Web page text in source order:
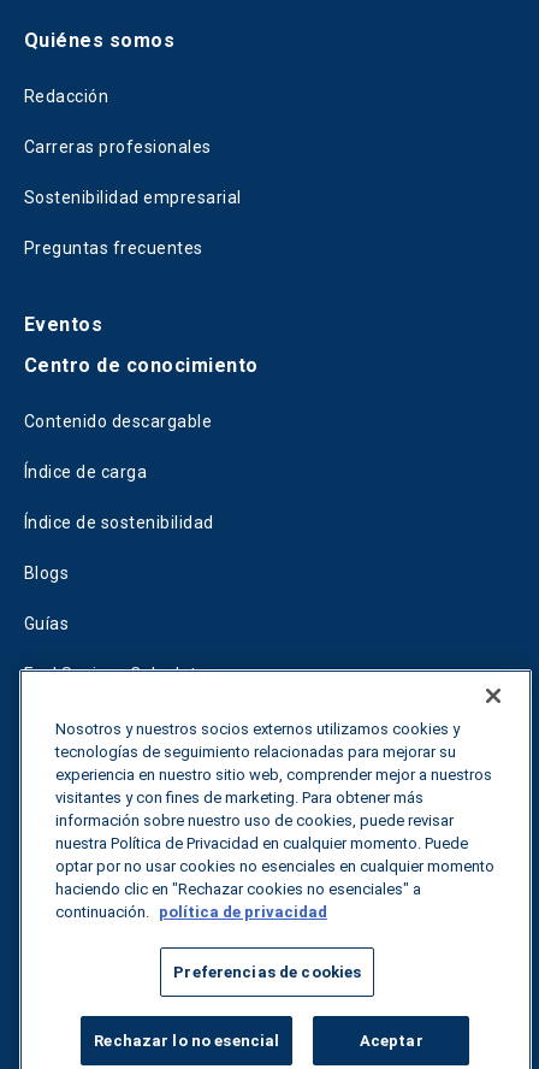
Quiénes somos
Redacción
Carreras profesionales
Sostenibilidad empresarial
Preguntas frecuentes
Eventos
Centro de conocimiento
Contenido descargable
Índice de carga
Índice de sostenibilidad
Blogs
Guías
Fuel Savings Calculator
Calculadora de optimización del transporte
Tariff Tracker
Póngase en contacto con nosotros
Todos los derechos reservados. Política de privacidad
Nosotros y nuestros socios externos utilizamos cookies y
tecnologías de seguimiento relacionadas para mejorar su
experiencia en nuestro sitio web, comprender mejor a nuestros
visitantes y con fines de marketing. Para obtener más
información sobre nuestro uso de cookies, puede revisar
nuestra Política de Privacidad en cualquier momento. Puede
optar por no usar cookies no esenciales en cualquier momento
haciendo clic en "Rechazar cookies no esenciales" a
continuación. política de privacidad
Preferencias de cookies
Rechazar lo no esencial Aceptar